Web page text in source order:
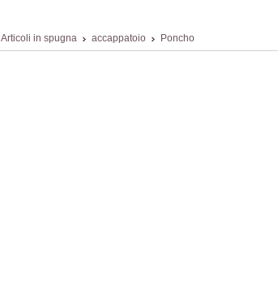
Articoli in spugna accappatoio Poncho